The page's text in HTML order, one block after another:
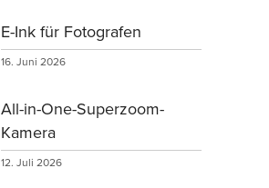
E-Ink für Fotografen
16. Juni 2026
All-in-One-Superzoom-
Kamera
12. Juli 2026